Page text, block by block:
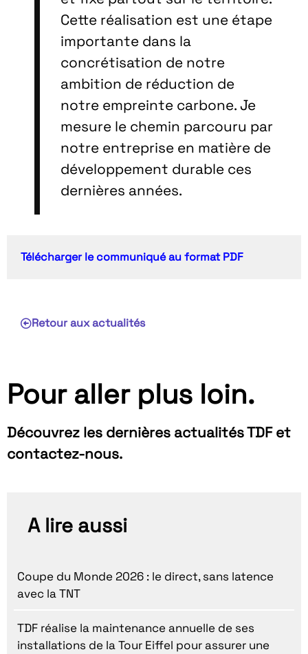
Cette réalisation est une étape
importante dans la
concrétisation de notre
ambition de réduction de
notre empreinte carbone. Je
mesure le chemin parcouru par
notre entreprise en matière de
développement durable ces
dernières années.
Télécharger le communiqué au format PDF
Retour aux actualités
Pour aller plus loin.
Découvrez les dernières actualités TDF et
contactez-nous.
A lire aussi
Coupe du Monde 2026 : le direct, sans latence
avec la TNT
TDF réalise la maintenance annuelle de ses
installations de la Tour Eiffel pour assurer une